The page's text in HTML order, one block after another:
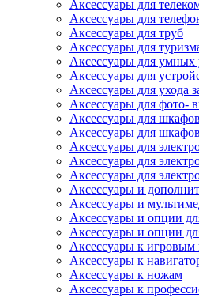
Аксессуары для
Аксессуары для
Аксессуары для труб
Аксессуары для
Аксессуары для умных
Аксессуары для
Аксессуары для ухода
Аксессуары для фото-
Аксессуары для
Аксессуары для
Аксессуары для
Аксессуары для
Аксессуары для
Аксессуары и
Аксессуары и
Аксессуары и опции
Аксессуары и опции
Аксессуары к игровым
Аксессуары к
Аксессуары к ножам
Аксессуары к